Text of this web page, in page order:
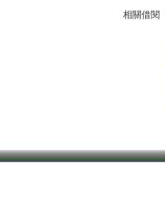
相關借閱